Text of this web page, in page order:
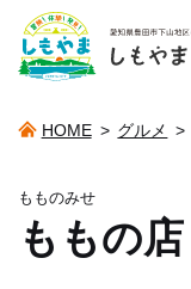
HOME > グルメ >
もものみせ
ももの店